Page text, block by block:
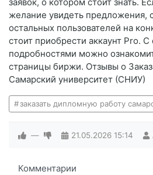
заявок, о котором стоит знать.
желание увидеть предложения,
остальных пользователей на
стоит приобрести аккаунт Pro.
подробностями можно
страницы биржи. Отзывы о
Самарский университет (СНИУ)
заказать дипломную работу
— 21.05.2026 15:14
Комментарии